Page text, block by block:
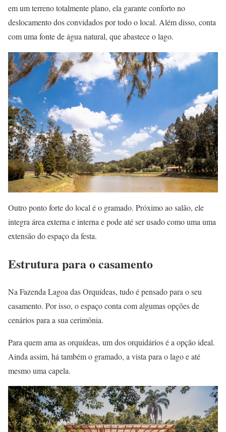
em um terreno totalmente plano, ela garante conforto no
deslocamento dos convidados por todo o local. Além disso, conta
com uma fonte de água natural, que abastece o lago.
Outro ponto forte do local é o gramado. Próximo ao salão, ele
integra área externa e interna e pode até ser usado como uma uma
extensão do espaço da festa.
Estrutura para o casamento
Na Fazenda Lagoa das Orquídeas, tudo é pensado para o seu
casamento. Por isso, o espaço conta com algumas opções de
cenários para a sua cerimônia.
Para quem ama as orquídeas, um dos orquidários é a opção ideal.
Ainda assim, há também o gramado, a vista para o lago e até
mesmo uma capela.